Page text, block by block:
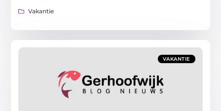
Vakantie
VAKANTIE